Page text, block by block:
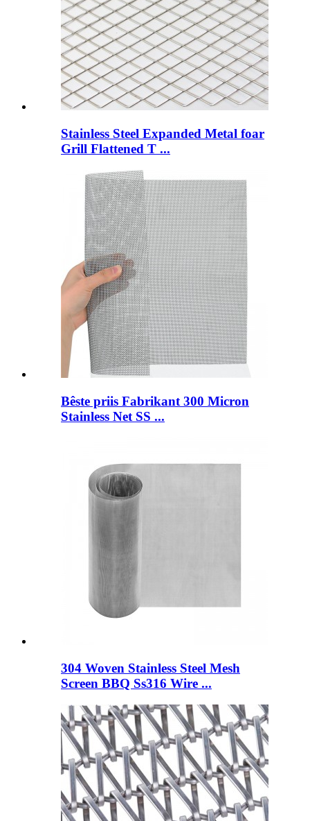
Stainless Steel Expanded Metal foar
Grill Flattened T ...
Bêste priis Fabrikant 300 Micron
Stainless Net SS ...
304 Woven Stainless Steel Mesh
Screen BBQ Ss316 Wire ...